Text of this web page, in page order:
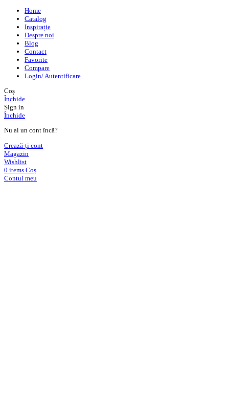
Home
Catalog
Inspirație
Despre noi
Blog
Contact
Favorite
Compare
Login/ Autentificare
Coș
Închide
Sign in
Închide
Nu ai un cont încă?
Crează-ți cont
Magazin
Wishlist
0 items Coș
Contul meu